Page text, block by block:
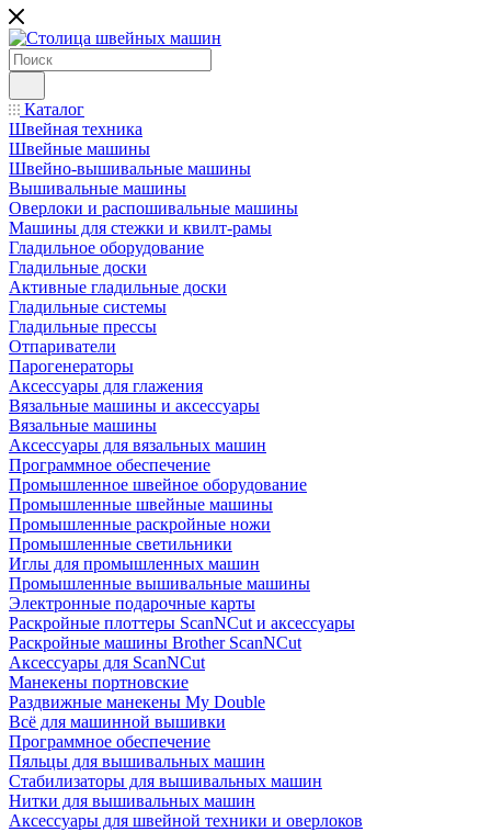
Каталог
Швейная техника
Швейные машины
Швейно-вышивальные машины
Вышивальные машины
Оверлоки и распошивальные машины
Машины для стежки и квилт-рамы
Гладильное оборудование
Гладильные доски
Активные гладильные доски
Гладильные системы
Гладильные прессы
Отпариватели
Парогенераторы
Аксессуары для глажения
Вязальные машины и аксессуары
Вязальные машины
Аксессуары для вязальных машин
Программное обеспечение
Промышленное швейное оборудование
Промышленные швейные машины
Промышленные раскройные ножи
Промышленные светильники
Иглы для промышленных машин
Промышленные вышивальные машины
Электронные подарочные карты
Раскройные плоттеры ScanNCut и аксессуары
Раскройные машины Brother ScanNCut
Аксессуары для ScanNCut
Манекены портновские
Раздвижные манекены My Double
Всё для машинной вышивки
Программное обеспечение
Пяльцы для вышивальных машин
Стабилизаторы для вышивальных машин
Нитки для вышивальных машин
Аксессуары для швейной техники и оверлоков